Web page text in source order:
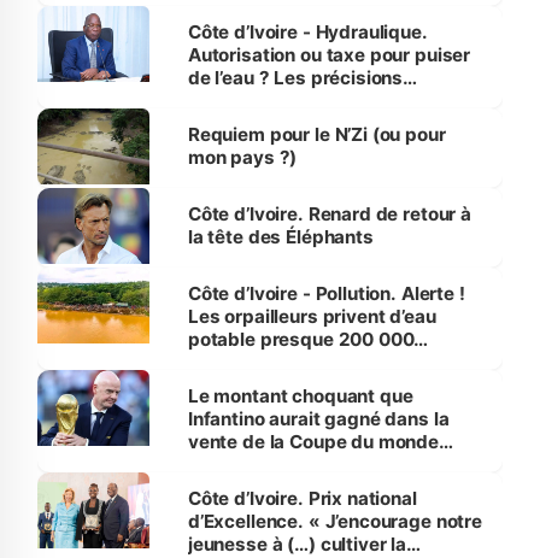
Côte d’Ivoire - Hydraulique.
Autorisation ou taxe pour puiser
de l’eau ? Les précisions
Requiem pour le N’Zi (ou pour
mon pays ?)
Côte d’Ivoire. Renard de retour à
la tête des Éléphants
Côte d’Ivoire - Pollution. Alerte !
Les orpailleurs privent d’eau
potable presque 200 000
Le montant choquant que
Infantino aurait gagné dans la
vente de la Coupe du monde
Côte d’Ivoire. Prix national
d’Excellence. « J’encourage notre
jeunesse à (…) cultiver la